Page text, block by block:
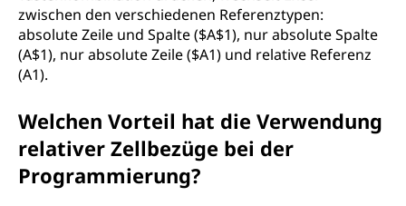
zwischen den verschiedenen Referenztypen:
absolute Zeile und Spalte ($A$1), nur absolute Spalte
(A$1), nur absolute Zeile ($A1) und relative Referenz
(A1).
Welchen Vorteil hat die Verwendung
relativer Zellbezüge bei der
Programmierung?